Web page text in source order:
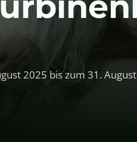
2025 bis zum 31.